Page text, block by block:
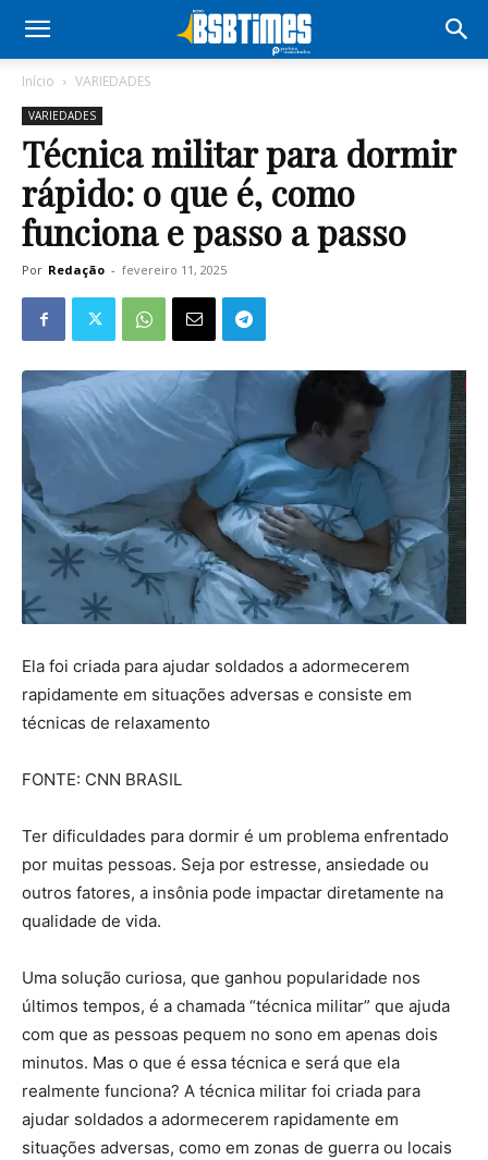
Início VARIEDADES
VARIEDADES
Técnica militar para dormir
rápido: o que é, como
funciona e passo a passo
Por Redação - fevereiro 11, 2025
Ela foi criada para ajudar soldados a adormecerem
rapidamente em situações adversas e consiste em
técnicas de relaxamento
FONTE: CNN BRASIL
Ter dificuldades para dormir é um problema enfrentado
por muitas pessoas. Seja por estresse, ansiedade ou
outros fatores, a insônia pode impactar diretamente na
qualidade de vida.
Uma solução curiosa, que ganhou popularidade nos
últimos tempos, é a chamada “técnica militar” que ajuda
com que as pessoas pequem no sono em apenas dois
minutos. Mas o que é essa técnica e será que ela
realmente funciona? A técnica militar foi criada para
ajudar soldados a adormecerem rapidamente em
situações adversas, como em zonas de guerra ou locais